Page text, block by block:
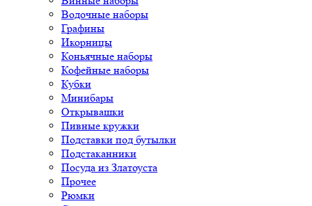
Водочные наборы
Графины
Икорницы
Коньячные наборы
Кофейные наборы
Кубки
Минибары
Открывашки
Пивные кружки
Подставки под бутылки
Подстаканники
Посуда из Златоуста
Прочее
Рюмки